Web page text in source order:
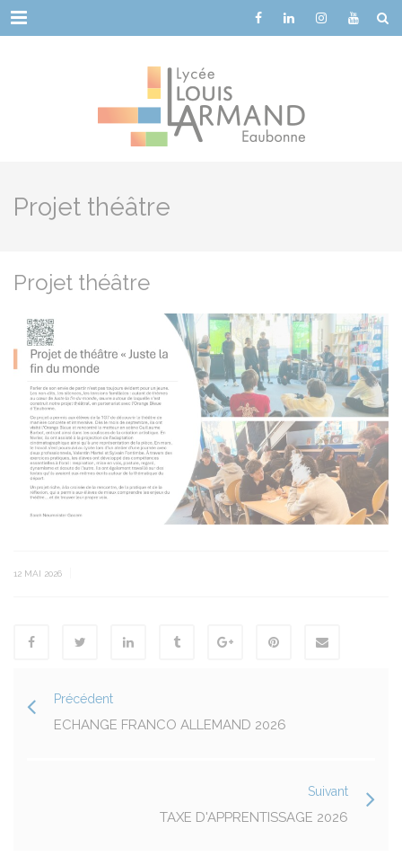
Menu
Projet théâtre
Projet théâtre
12 MAI 2026
Précédent
ECHANGE FRANCO ALLEMAND 2026
Suivant
TAXE D'APPRENTISSAGE 2026
Cookies management panel